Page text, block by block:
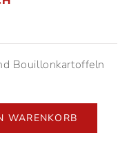
Bouillonkartoffeln
WARENKORB